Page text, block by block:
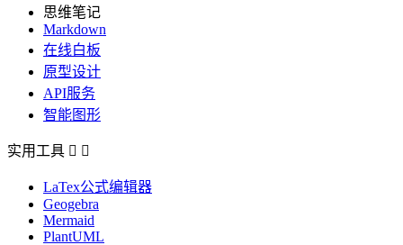
思维笔记
Markdown
在线白板
原型设计
API服务
智能图形
实用工具  
LaTex公式编辑器
Geogebra
Mermaid
PlantUML